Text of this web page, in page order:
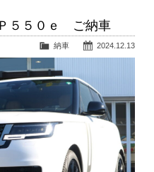
５５０ｅ ご納車
2024.12.13
納車